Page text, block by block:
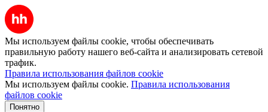
Мы используем файлы cookie, чтобы обеспечивать
правильную работу нашего веб-сайта и анализировать сетевой
трафик.
Правила использования файлов cookie
Мы используем файлы cookie. Правила использования
файлов cookie
Понятно